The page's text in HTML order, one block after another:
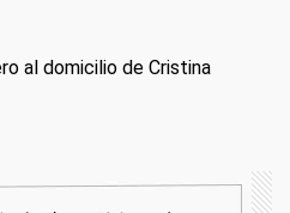
al domicilio de Cristina